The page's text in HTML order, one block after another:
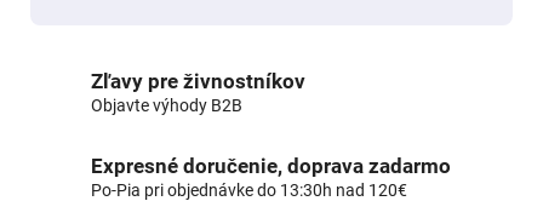
Zľavy pre živnostníkov
Objavte výhody B2B
Expresné doručenie, doprava zadarmo
Po-Pia pri objednávke do 13:30h nad 120€